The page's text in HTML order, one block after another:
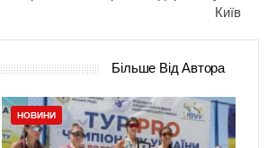
Київ
Більше Від Автора
НОВИНИ